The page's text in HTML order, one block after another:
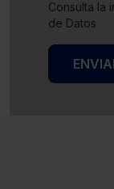
Consulta la
de Datos